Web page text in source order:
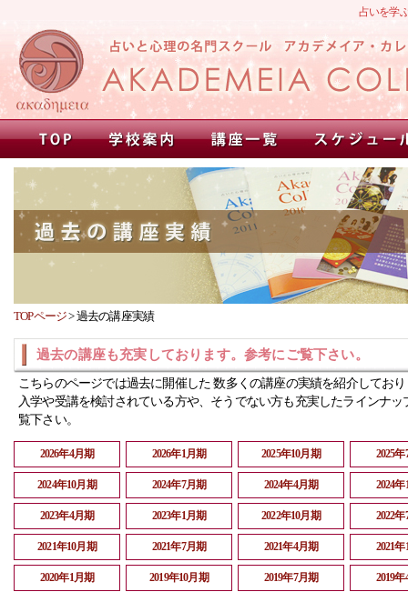
占いを学
TOPページ>過去の講座実績
過去の講座も充実しております。参考にご覧下さい。
こちらのページでは過去に開催した 数多くの講座の実績を紹介してお
入学や受講を検討されている方や、そうでない方も充実したラインナッ
覧下さい。
2026年4月期 2026年1月期 2025年10月期 2025
2024年10月期 2024年7月期 2024年4月期 2024
2023年4月期 2023年1月期 2022年10月期 2022
2021年10月期 2021年7月期 2021年4月期 2021
2020年1月期 2019年10月期 2019年7月期 2019